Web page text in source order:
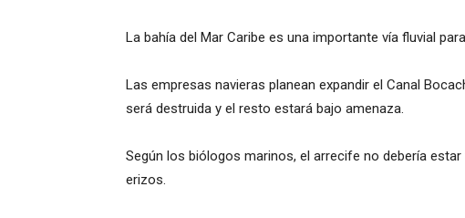
La bahía del Mar Caribe es una importante vía fluvial
Las empresas navieras planean expandir el Canal
será destruida y el resto estará bajo amenaza.
Según los biólogos marinos, el arrecife no debería
erizos.